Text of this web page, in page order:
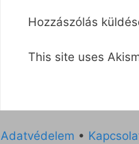
Hozzászólás
This site uses
Adatvédelem •